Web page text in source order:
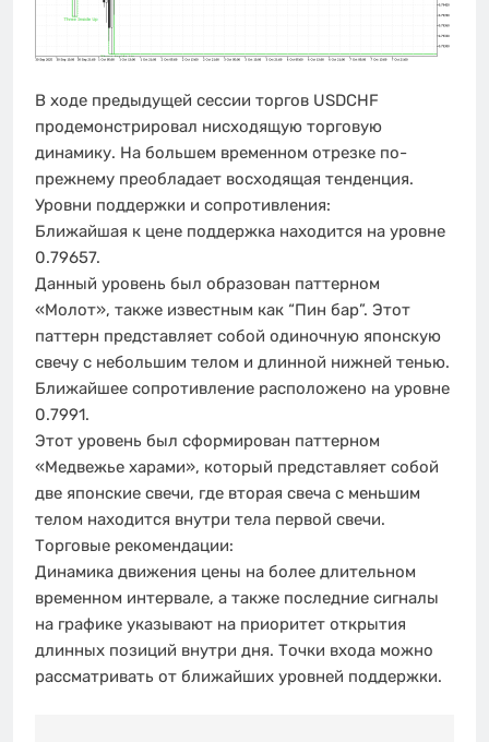
В ходе предыдущей сессии торгов USDCHF
продемонстрировал нисходящую торговую
динамику. На большем временном отрезке по-
прежнему преобладает восходящая тенденция.
Уровни поддержки и сопротивления:
Ближайшая к цене поддержка находится на уровне
0.79657.
Данный уровень был образован паттерном
«Молот», также известным как “Пин бар”. Этот
паттерн представляет собой одиночную японскую
свечу с небольшим телом и длинной нижней тенью.
Ближайшее сопротивление расположено на уровне
0.7991.
Этот уровень был сформирован паттерном
«Медвежье харами», который представляет собой
две японские свечи, где вторая свеча с меньшим
телом находится внутри тела первой свечи.
Торговые рекомендации:
Динамика движения цены на более длительном
временном интервале, а также последние сигналы
на графике указывают на приоритет открытия
длинных позиций внутри дня. Точки входа можно
рассматривать от ближайших уровней поддержки.